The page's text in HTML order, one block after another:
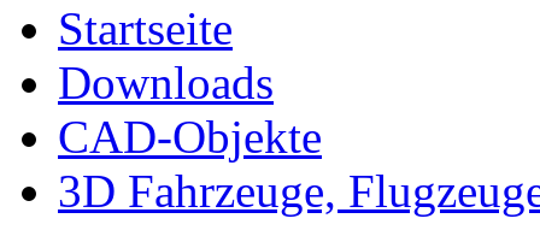
Startseite
Downloads
CAD-Objekte
3D Fahrzeuge,